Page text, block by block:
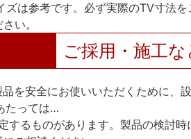
は参考です。必ず実際のTV寸法
い。
ご採用・施工
を安全にお使いいただくために、
たっては…
するものがあります。製品の検討